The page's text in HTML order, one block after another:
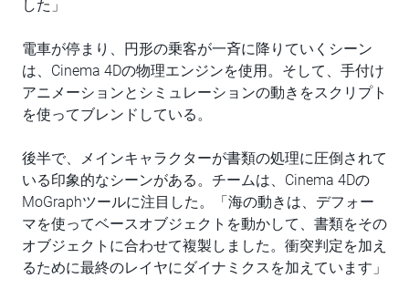
した」
電車が停まり、円形の乗客が一斉に降りていくシーン
は、Cinema 4Dの物理エンジンを使用。そして、手付け
アニメーションとシミュレーションの動きをスクリプト
を使ってブレンドしている。
後半で、メインキャラクターが書類の処理に圧倒されて
いる印象的なシーンがある。チームは、Cinema 4Dの
MoGraphツールに注目した。「海の動きは、デフォー
マを使ってベースオブジェクトを動かして、書類をその
オブジェクトに合わせて複製しました。衝突判定を加え
るために最終のレイヤにダイナミクスを加えています」